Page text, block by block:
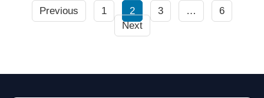
Previous 1 2 3 …
6
Next